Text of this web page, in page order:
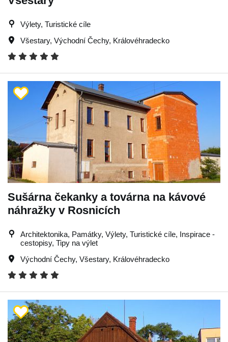
Výlety, Turistické cíle
Všestary, Východní Čechy, Královéhradecko
Sušárna čekanky a továrna na kávové
náhražky v Rosnicích
Architektonika, Památky, Výlety, Turistické cíle, Inspirace -
cestopisy, Tipy na výlet
Východní Čechy, Všestary, Královéhradecko